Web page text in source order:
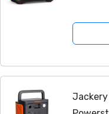
USB
für...
Jackery